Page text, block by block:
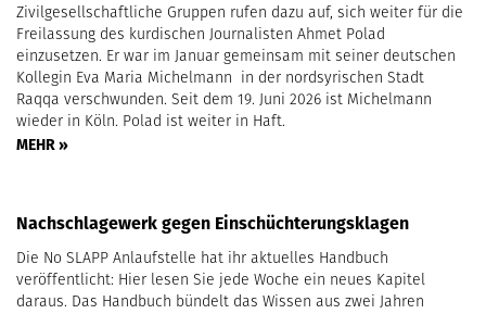
Zivilgesellschaftliche Gruppen rufen dazu auf, sich weiter für die
Freilassung des kurdischen Journalisten Ahmet Polad
einzusetzen. Er war im Januar gemeinsam mit seiner deutschen
Kollegin Eva Maria Michelmann in der nordsyrischen Stadt
Raqqa verschwunden. Seit dem 19. Juni 2026 ist Michelmann
wieder in Köln. Polad ist weiter in Haft.
MEHR »
Nachschlagewerk gegen Einschüchterungsklagen
Die No SLAPP Anlaufstelle hat ihr aktuelles Handbuch
veröffentlicht: Hier lesen Sie jede Woche ein neues Kapitel
daraus. Das Handbuch bündelt das Wissen aus zwei Jahren